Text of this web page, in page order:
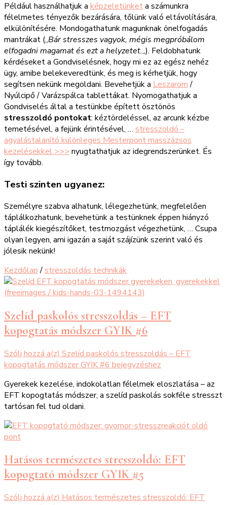
Például használhatjuk a képzeletünketa számunkra
félelmetes tényezők bezárására, tőlünk való eltávolítására,
elkülönítésére. Mondogathatunk magunknak önelfogadás
mantrákat („Bár stresszes vagyok, mégis megpróbálom
elfogadni magamat és ezt a helyzetet.„). Feldobhatunk
kérdéseket a Gondviselésnek, hogy mi ez az egész nehéz
ügy, amibe belekeveredtünk, és meg is kérhetjük, hogy
segítsen nekünk megoldani. Bevehetjük a Leszarom/
Nyúlcipő / Varázspálca tablettákat. Nyomogathatjuk a
Gondviselés által a testünkbe épített ösztönös
stresszoldó pontokat: kéztördeléssel, az arcunk kézbe
temetésével, a fejünk érintésével, … stresszoldó –
agyalástalanító különleges Mesterpont masszázsos
kezelésekkel >>> nyugtathatjuk az idegrendszerünket. És
így tovább.
Testi szinten ugyanez:
Személyre szabva alhatunk, lélegezhetünk, megfelelően
táplálkozhatunk, bevehetünk a testünknek éppen hiányzó
táplálék kiegészítőket, testmozgást végezhetünk, … Csupa
olyan legyen, ami igazán a saját szájízünk szerint való és
jólesik nekünk!
Kezdőlap /stresszoldás technikák
Szelíd paskolós stresszoldás – EFT
kopogtatás módszer GYIK #6
Szólj hozzá a(z) Szelíd paskolós stresszoldás – EFT
kopogtatás módszer GYIK #6 bejegyzéshez
Gyerekek kezelése, indokolatlan félelmek eloszlatása – az
EFT kopogtatás módszer, a szelíd paskolás sokféle stresszt
tartósan fel tud oldani.
Hatásos természetes stresszoldó: EFT
kopogtató módszer GYIK #5
Szólj hozzá a(z) Hatásos természetes stresszoldó: EFT